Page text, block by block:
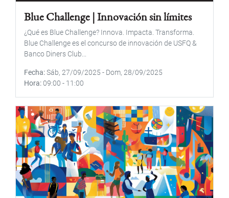
Blue Challenge | Innovación sin límites
¿Qué es Blue Challenge? Innova. Impacta. Transforma.
Blue Challenge es el concurso de innovación de USFQ &
Banco Diners Club...
Fecha Sáb, 27/09/2025 - Dom, 28/09/2025
Hora 09:00 - 11:00